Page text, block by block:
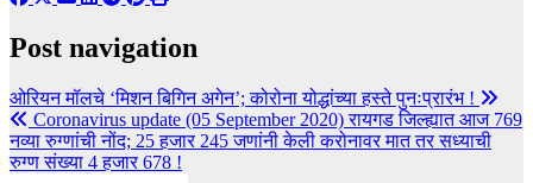
Post navigation
ओरियन मॉलचे ‘मिशन बिगिन अगेन’; कोरोना योद्धांच्या हस्ते पुनःप्रारंभ !
Coronavirus update (05 September 2020) रायगड जिल्ह्यात आज 769
नव्या रुग्णांची नोंद; 25 हजार 245 जणांनी केली करोनावर मात तर सध्याची
रुग्ण संख्या 4 हजार 678 !